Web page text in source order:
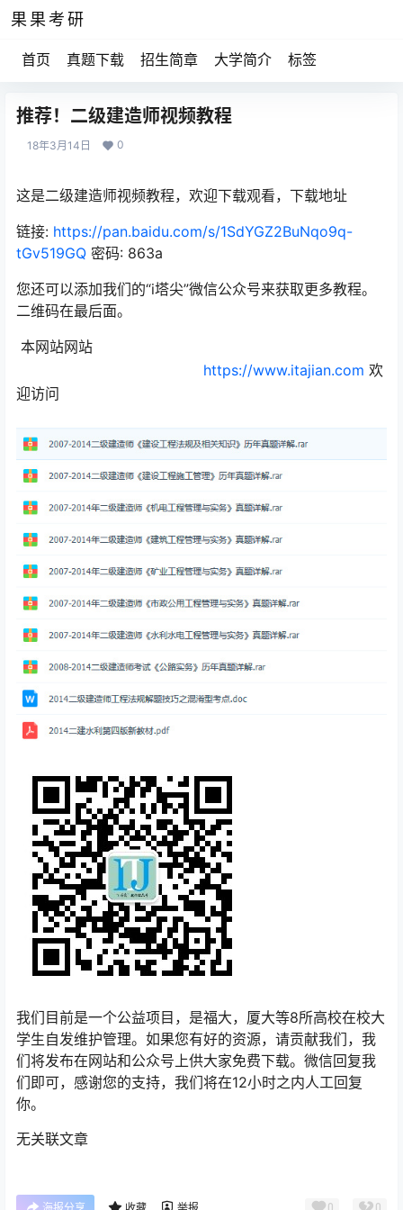
果果考研
首页 真题下载 招生简章 大学简介 标签
推荐！二级建造师视频教程
18年3月14日 0
这是二级建造师视频教程，欢迎下载观看，下载地址
链接: https://pan.baidu.com/s/1SdYGZ2BuNqo9q-
tGv519GQ 密码: 863a
您还可以添加我们的“i塔尖”微信公众号来获取更多教程。
二维码在最后面。
本网站网站
https://www.itajian.com 欢
迎访问
我们目前是一个公益项目，是福大，厦大等8所高校在校大
学生自发维护管理。如果您有好的资源，请贡献我们，我
们将发布在网站和公众号上供大家免费下载。微信回复我
们即可，感谢您的支持，我们将在12小时之内人工回复
你。
无关联文章